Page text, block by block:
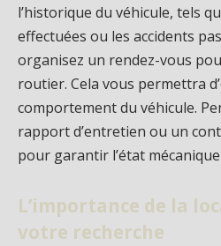
l’historique du véhicule, tels
effectuées ou les accidents
organisez un rendez-vous
routier. Cela vous permettra
comportement du véhicule.
rapport d’entretien ou un
pour garantir l’état
L’importance de la
votre recherche